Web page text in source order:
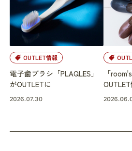
OUTLET情報
電子歯ブラシ「PLAQLES」
がOUTLETに
2026.07.30
「